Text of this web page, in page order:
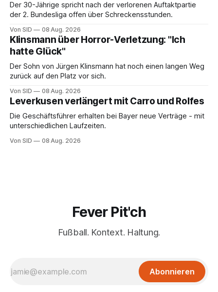
Der 30-Jährige spricht nach der verlorenen Auftaktpartie
der 2. Bundesliga offen über Schreckensstunden.
Von SID 08 Aug. 2026
Klinsmann über Horror-Verletzung: "Ich
hatte Glück"
Der Sohn von Jürgen Klinsmann hat noch einen langen Weg
zurück auf den Platz vor sich.
Von SID 08 Aug. 2026
Leverkusen verlängert mit Carro und Rolfes
Die Geschäftsführer erhalten bei Bayer neue Verträge - mit
unterschiedlichen Laufzeiten.
Von SID 08 Aug. 2026
Fever Pit'ch
Fußball. Kontext. Haltung.
Abonnieren